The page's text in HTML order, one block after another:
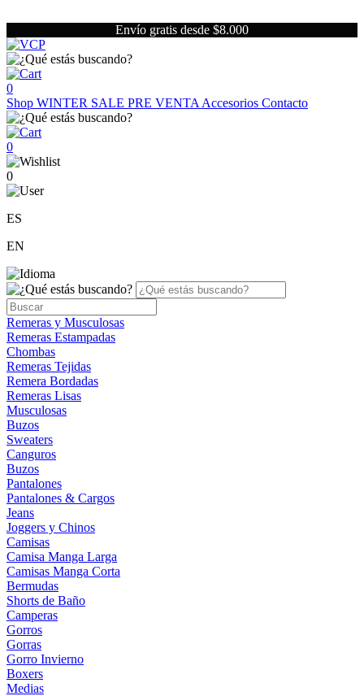
Envío gratis desde $8.000
0
Shop WINTER SALE PRE VENTA Accesorios Contacto
0
0
ES
EN
Remeras y Musculosas
Remeras Estampadas
Chombas
Remeras Tejidas
Remera Bordadas
Remeras Lisas
Musculosas
Buzos
Sweaters
Canguros
Buzos
Pantalones
Pantalones & Cargos
Jeans
Joggers y Chinos
Camisas
Camisa Manga Larga
Camisas Manga Corta
Bermudas
Shorts de Baño
Camperas
Gorros
Gorras
Gorro Invierno
Boxers
Medias